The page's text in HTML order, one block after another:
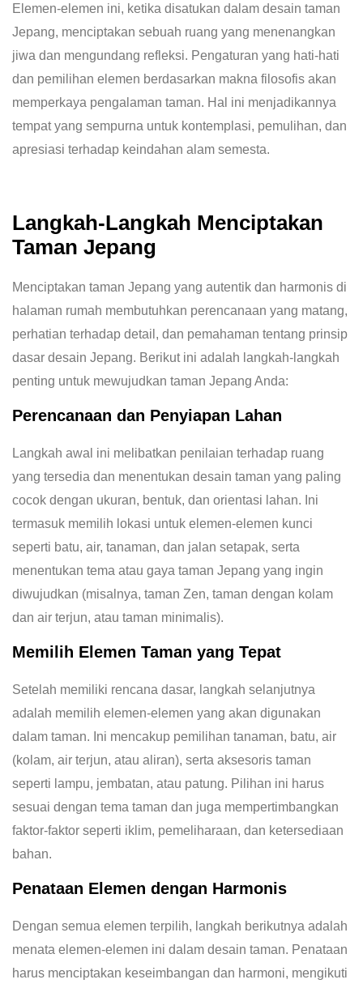
Elemen-elemen ini, ketika disatukan dalam desain taman
Jepang, menciptakan sebuah ruang yang menenangkan
jiwa dan mengundang refleksi. Pengaturan yang hati-hati
dan pemilihan elemen berdasarkan makna filosofis akan
memperkaya pengalaman taman. Hal ini menjadikannya
tempat yang sempurna untuk kontemplasi, pemulihan, dan
apresiasi terhadap keindahan alam semesta.
Langkah-Langkah Menciptakan
Taman Jepang
Menciptakan taman Jepang yang autentik dan harmonis di
halaman rumah membutuhkan perencanaan yang matang,
perhatian terhadap detail, dan pemahaman tentang prinsip
dasar desain Jepang. Berikut ini adalah langkah-langkah
penting untuk mewujudkan taman Jepang Anda:
Perencanaan dan Penyiapan Lahan
Langkah awal ini melibatkan penilaian terhadap ruang
yang tersedia dan menentukan desain taman yang paling
cocok dengan ukuran, bentuk, dan orientasi lahan. Ini
termasuk memilih lokasi untuk elemen-elemen kunci
seperti batu, air, tanaman, dan jalan setapak, serta
menentukan tema atau gaya taman Jepang yang ingin
diwujudkan (misalnya, taman Zen, taman dengan kolam
dan air terjun, atau taman minimalis).
Memilih Elemen Taman yang Tepat
Setelah memiliki rencana dasar, langkah selanjutnya
adalah memilih elemen-elemen yang akan digunakan
dalam taman. Ini mencakup pemilihan tanaman, batu, air
(kolam, air terjun, atau aliran), serta aksesoris taman
seperti lampu, jembatan, atau patung. Pilihan ini harus
sesuai dengan tema taman dan juga mempertimbangkan
faktor-faktor seperti iklim, pemeliharaan, dan ketersediaan
bahan.
Penataan Elemen dengan Harmonis
Dengan semua elemen terpilih, langkah berikutnya adalah
menata elemen-elemen ini dalam desain taman. Penataan
harus menciptakan keseimbangan dan harmoni, mengikuti